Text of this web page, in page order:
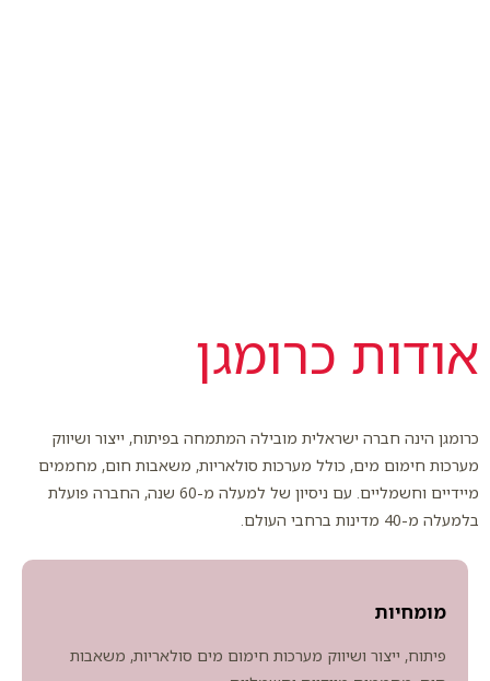
אודות כרומגן
כרומגן הינה חברה ישראלית מובילה המתמחה בפיתוח, ייצור ושיווק
מערכות חימום מים, כולל מערכות סולאריות, משאבות חום, מחממים
מיידיים וחשמליים. עם ניסיון של למעלה מ-60 שנה, החברה פועלת
בלמעלה מ-40 מדינות ברחבי העולם.
מומחיות
פיתוח, ייצור ושיווק מערכות חימום מים סולאריות, משאבות